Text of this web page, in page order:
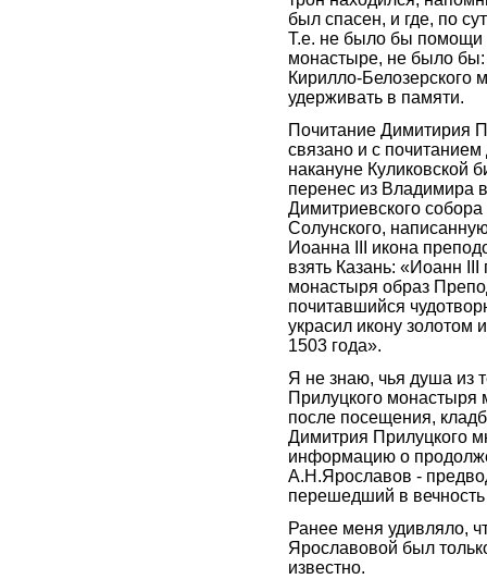
был спасен, и где, по
Т.е. не было бы помощи
монастыре, не было
Кирилло-Белозерского
удерживать в памяти.
Почитание Димитирия
связано и с
накануне Куликовской
перенес из Владимира
Димитриевского
Солунского,
Иоанна III икона
взять Казань: «Иоанн
монастыря образ
почитавшийся
украсил икону
1503 года».
Я не знаю, чья душа из
Прилуцкого монастыря
после посещения,
Димитрия Прилуцкого
информацию о
А.Н.Ярославов -
перешедший в вечность
Ранее меня удивляло,
Ярославовой был
известно.